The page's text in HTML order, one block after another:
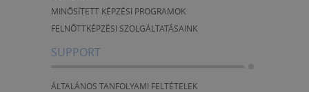
MINŐSÍTETT KÉPZÉSI PROGRAMOK
FELNŐTTKÉPZÉSI SZOLGÁLTATÁSAINK
SUPPORT
ÁLTALÁNOS TANFOLYAMI FELTÉTELEK